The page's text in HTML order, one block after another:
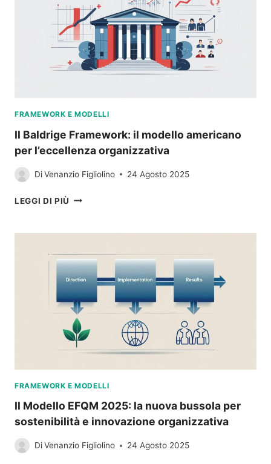
PRATICA
GLOBALE
FRAMEWORK E MODELLI
Il Baldrige Framework: il modello americano
per l’eccellenza organizzativa
DiVenanzio Figliolino 24 Agosto 2025
LEGGI DI PIÙ IL
IL
AMERICANO
PER
L’ECCELLENZA
ORGANIZZATIVA
FRAMEWORK E MODELLI
Il Modello EFQM 2025: la nuova bussola per
sostenibilità e innovazione organizzativa
DiVenanzio Figliolino 24 Agosto 2025